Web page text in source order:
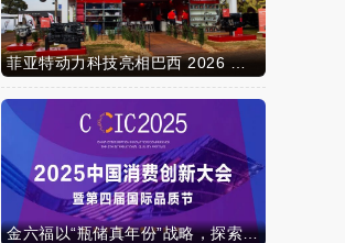
菲亚特动力科技亮相巴西 2026 年农业展，动力技术提升到新高度
金六福以“瓶储真年份”战略，探索白酒行业价值新范式